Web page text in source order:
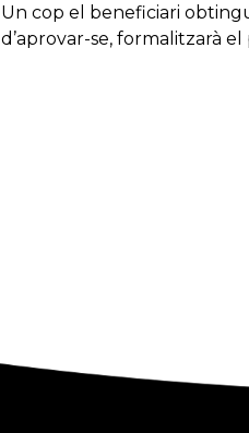
Un cop el beneficiari
d’aprovar-se, formalitzarà